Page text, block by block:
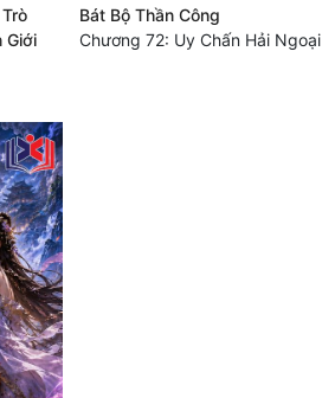
Giới
Bát Bộ Thần Công
Chương 72: Uy Chấn Hải Ngoại